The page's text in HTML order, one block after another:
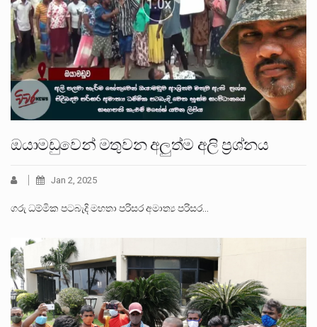
ඔයාමඩුවෙන් මතුවන අලුත්ම අලි ප්‍රශ්නය
Jan 2, 2025
ගරු ධම්මික පටබැදි මහතා පරිසර අමාත්‍ය පරිසර…